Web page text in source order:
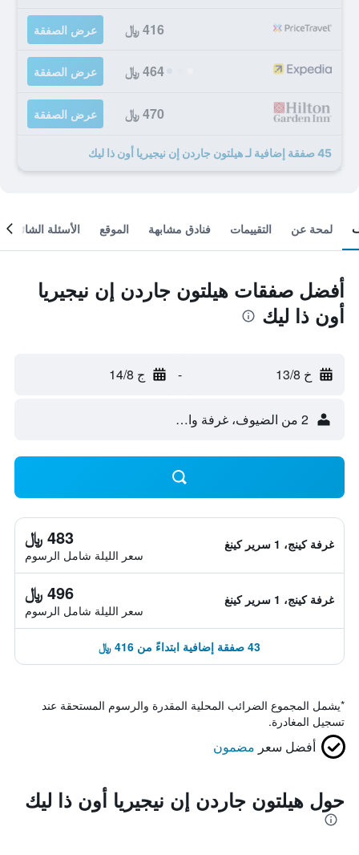
416 ﷼ عرض الصفقة
464 ﷼ عرض الصفقة
470 ﷼ عرض الصفقة
45 صفقة إضافية لـ هيلتون جاردن إن نيجيريا أون ذا ليك
لمحة عن التقييمات فنادق مشابهة الموقع الأسئلة الشائعة
أفضل صفقات هيلتون جاردن إن نيجيريا
أون ذا ليك
خ 13/8 - ج 14/8
2 من الضيوف، غرفة واحدة
غرفة كينج، 1 سرير كينغ 483 ﷼
سعر الليلة شامل الرسوم
غرفة كينج، 1 سرير كينغ 496 ﷼
سعر الليلة شامل الرسوم
43 صفقة إضافية ابتداءً من 416 ﷼
*يشمل المجموع الضرائب المحلية المقدرة والرسوم المستحقة عند
تسجيل المغادرة.
أفضل سعر مضمون
حول هيلتون جاردن إن نيجيريا أون ذا ليك